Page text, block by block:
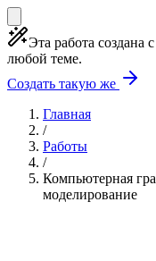
Эта работа создана
любой теме.
Создать такую же
Главная
/
Работы
/
Компьютерная
моделирование